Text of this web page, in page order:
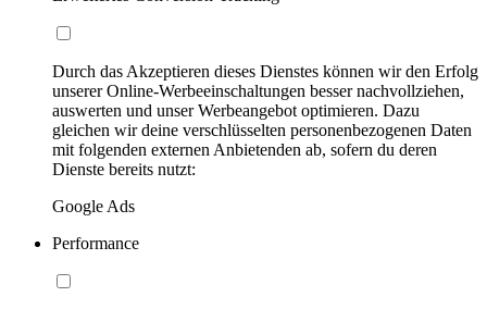
Durch das Akzeptieren dieses Dienstes können wir den Erfolg
unserer Online-Werbeeinschaltungen besser nachvollziehen,
auswerten und unser Werbeangebot optimieren. Dazu
gleichen wir deine verschlüsselten personenbezogenen Daten
mit folgenden externen Anbietenden ab, sofern du deren
Dienste bereits nutzt:
Google Ads
Performance